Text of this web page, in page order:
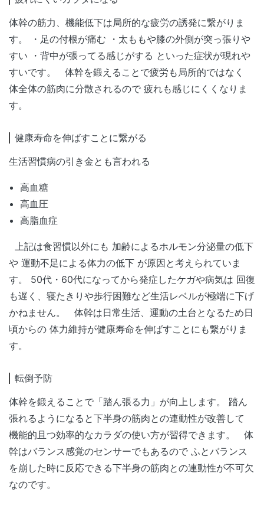
体幹の筋力、機能低下は局所的な疲労の誘発に繋がりま
す。 ・足の付根が痛む ・太ももや膝の外側が突っ張りや
すい ・背中が張ってる感じがする といった症状が現れや
すいです。 体幹を鍛えることで疲労も局所的ではなく
体全体の筋肉に分散されるので 疲れも感じにくくなりま
す。
健康寿命を伸ばすことに繋がる
生活習慣病の引き金とも言われる
高血糖
高血圧
高脂血症
上記は食習慣以外にも 加齢によるホルモン分泌量の低下
や 運動不足による体力の低下 が原因と考えられていま
す。 50代・60代になってから発症したケガや病気は 回復
も遅く、寝たきりや歩行困難など生活レベルが極端に下げ
かねません。 体幹は日常生活、運動の土台となるため日
頃からの 体力維持が健康寿命を伸ばすことにも繋がりま
す。
転倒予防
体幹を鍛えることで「踏ん張る力」が向上します。 踏ん
張れるようになると下半身の筋肉との連動性が改善して
機能的且つ効率的なカラダの使い方が習得できます。 体
幹はバランス感覚のセンサーでもあるので ふとバランス
を崩した時に反応できる下半身の筋肉との連動性が不可欠
なのです。